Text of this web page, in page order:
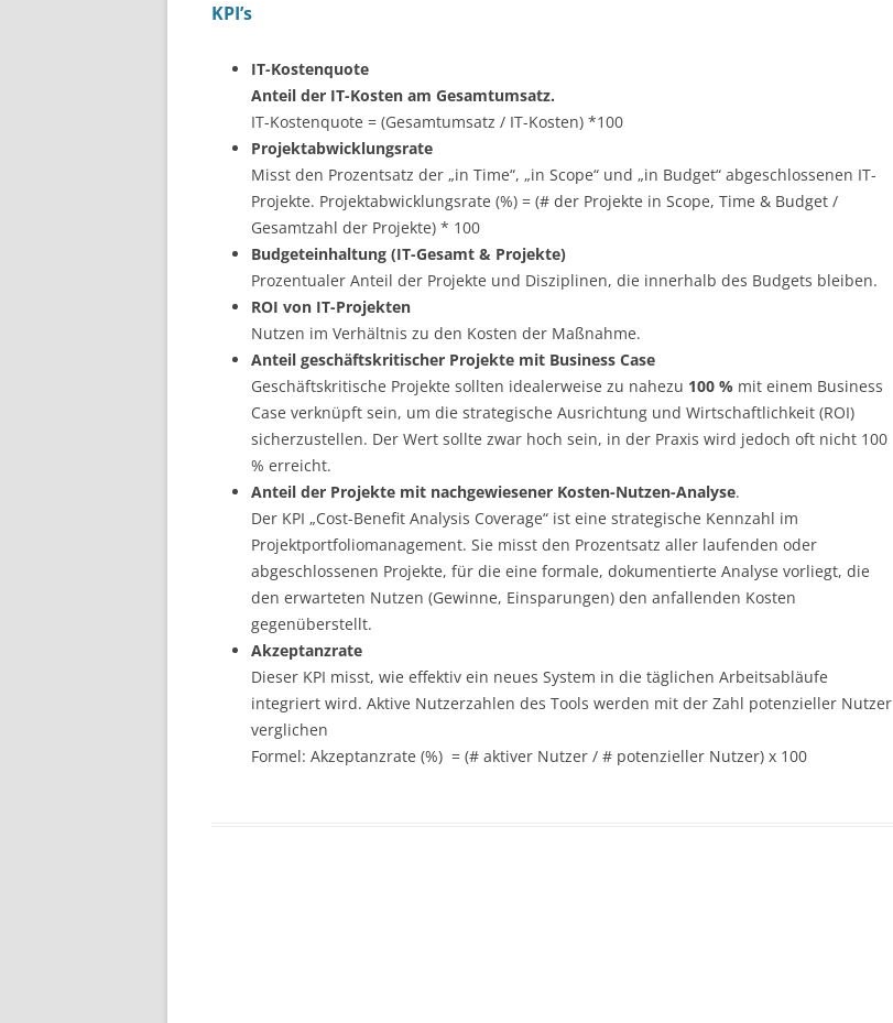
KPI’s
IT-Kostenquote
Anteil der IT-Kosten am Gesamtumsatz.
IT-Kostenquote = (Gesamtumsatz / IT-Kosten) *100
Projektabwicklungsrate
Misst den Prozentsatz der „in Time“, „in Scope“ und „in Budget“ abgeschlossenen IT-
Projekte. Projektabwicklungsrate (%) = (# der Projekte in Scope, Time & Budget /
Gesamtzahl der Projekte) * 100
Budgeteinhaltung (IT-Gesamt & Projekte)
Prozentualer Anteil der Projekte und Disziplinen, die innerhalb des Budgets bleiben.
ROI von IT-Projekten
Nutzen im Verhältnis zu den Kosten der Maßnahme.
Anteil geschäftskritischer Projekte mit Business Case
Geschäftskritische Projekte sollten idealerweise zu nahezu 100 % mit einem Business
Case verknüpft sein, um die strategische Ausrichtung und Wirtschaftlichkeit (ROI)
sicherzustellen. Der Wert sollte zwar hoch sein, in der Praxis wird jedoch oft nicht 100
% erreicht.
Anteil der Projekte mit nachgewiesener Kosten-Nutzen-Analyse.
Der KPI „Cost-Benefit Analysis Coverage“ ist eine strategische Kennzahl im
Projektportfoliomanagement. Sie misst den Prozentsatz aller laufenden oder
abgeschlossenen Projekte, für die eine formale, dokumentierte Analyse vorliegt, die
den erwarteten Nutzen (Gewinne, Einsparungen) den anfallenden Kosten
gegenüberstellt.
Akzeptanzrate
Dieser KPI misst, wie effektiv ein neues System in die täglichen Arbeitsabläufe
integriert wird. Aktive Nutzerzahlen des Tools werden mit der Zahl potenzieller Nutzer
verglichen
Formel: Akzeptanzrate (%) = (# aktiver Nutzer / # potenzieller Nutzer) x 100